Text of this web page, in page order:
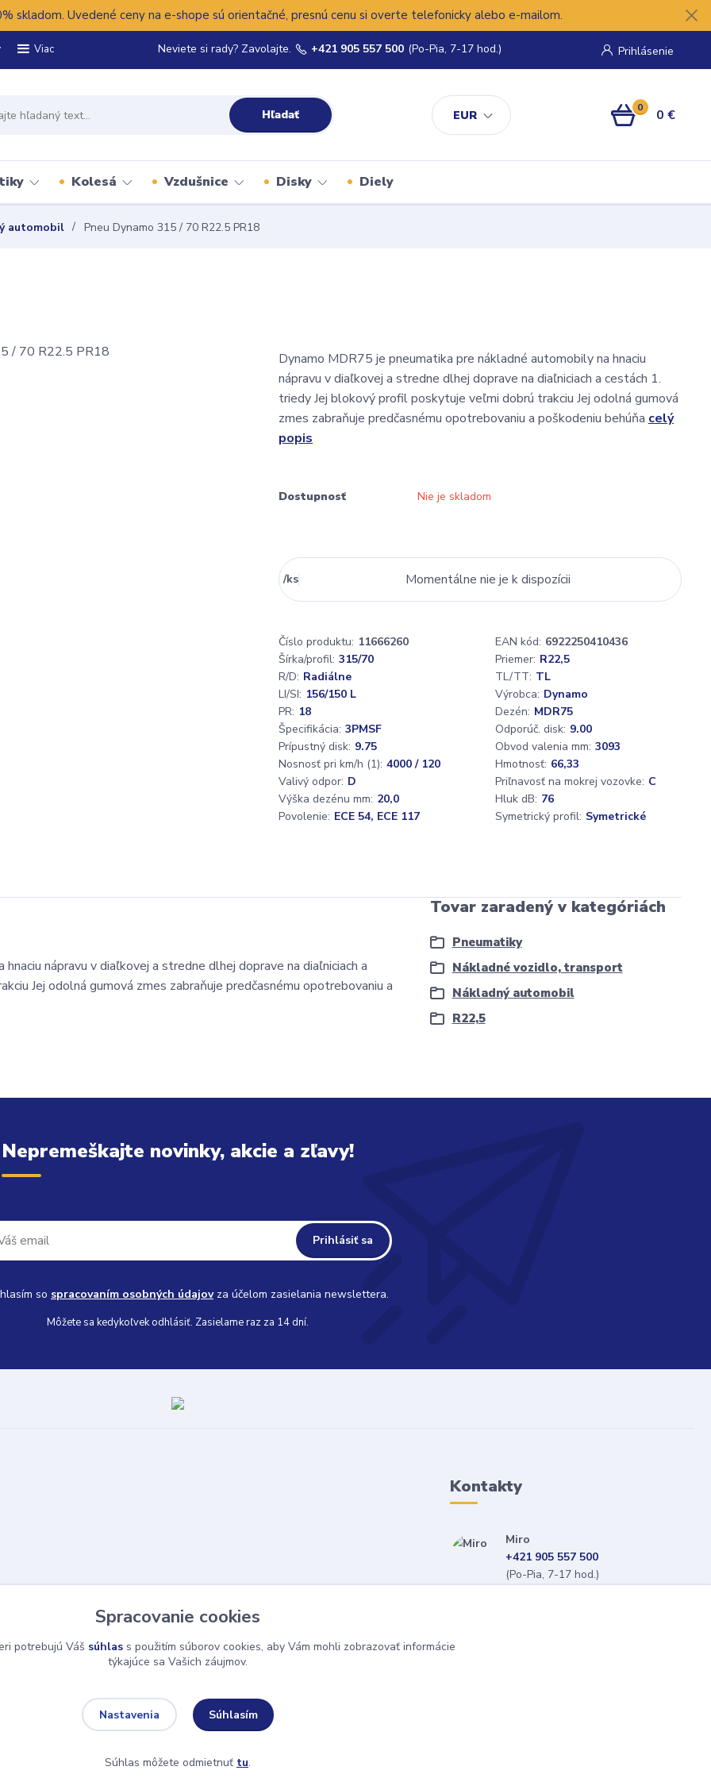
skladom. Uvedené ceny na e-shope sú orientačné, presnú cenu si overte telefonicky alebo e-mailom.
Viac
EUR
Prihlásenie
Hľadať
Neviete si rady? Zavolajte. +421 905 557 500 (Po-Pia, 7-17 hod.)
0 0 €
Kolesá Vzdušnice Disky Diely
automobil Pneu Dynamo 315 / 70 R22.5 PR18
Dynamo MDR75 je pneumatika pre nákladné automobily na hnaciu
nápravu v diaľkovej a stredne dlhej doprave na diaľniciach a cestách 1.
triedy Jej blokový profil poskytuje veľmi dobrú trakciu Jej odolná gumová
zmes zabraňuje predčasnému opotrebovaniu a poškodeniu behúňa celý
popis
Dostupnosť Nie je skladom
/ks Momentálne nie je k dispozícii
Číslo produktu: 11666260 EAN kód: 6922250410436
Šírka/profil: 315/70 Priemer: R22,5
R/D: Radiálne TL/TT: TL
LI/SI: 156/150 L Výrobca: Dynamo
PR: 18 Dezén: MDR75
Špecifikácia: 3PMSF Odporúč. disk: 9.00
Prípustný disk: 9.75 Obvod valenia mm: 3093
Nosnosť pri km/h (1): 4000 / 120 Hmotnosť: 66,33
Valivý odpor: D Priľnavosť na mokrej vozovke: C
Výška dezénu mm: 20,0 Hluk dB: 76
Povolenie: ECE 54, ECE 117 Symetrický profil: Symetrické
nápravu v diaľkovej a stredne dlhej doprave na diaľniciach a
Jej odolná gumová zmes zabraňuje predčasnému opotrebovaniu a
Tovar zaradený v kategóriách
Pneumatiky
Nákladné vozidlo, transport
Nákladný automobil
R22,5
Nepremeškajte novinky, akcie a zľavy!
Prihlásiť sa
so spracovaním osobných údajovza účelom zasielania newslettera.
Môžete sa kedykoľvek odhlásiť. Zasielame raz za 14 dní.
Kontakty
Miro
+421 905 557 500
(Po-Pia, 7-17 hod.)
Spracovanie cookies
potrebujú Váš súhlas s použitím súborov cookies, aby Vám mohli zobrazovať informácie
týkajúce sa Vašich záujmov.
Nastavenia Súhlasím
Súhlas môžete odmietnuť tu.